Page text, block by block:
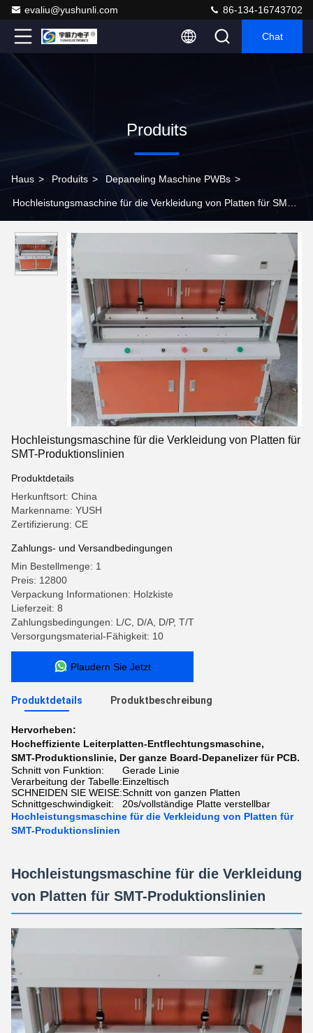
evaliu@yushunli.com 86-134-16743702
Chat
Produits
Haus > Produits > Depaneling Maschine PWBs >
Hochleistungsmaschine für die Verkleidung von Platten für SMT-
Hochleistungsmaschine für die Verkleidung von Platten für
SMT-Produktionslinien
Produktdetails
Herkunftsort: China
Markenname: YUSH
Zertifizierung: CE
Zahlungs- und Versandbedingungen
Min Bestellmenge: 1
Preis: 12800
Verpackung Informationen: Holzkiste
Lieferzeit: 8
Zahlungsbedingungen: L/C, D/A, D/P, T/T
Versorgungsmaterial-Fähigkeit: 10
Plaudern Sie Jetzt
Produktdetails Produktbeschreibung
Hervorheben:
Hocheffiziente Leiterplatten-Entflechtungsmaschine,
SMT-Produktionslinie, Der ganze Board-Depanelizer für PCB.
Schnitt von Funktion:
Gerade Linie
Verarbeitung der Tabelle:Einzeltisch
SCHNEIDEN SIE WEISE:Schnitt von ganzen Platten
Schnittgeschwindigkeit:
20s/vollständige Platte verstellbar
Hochleistungsmaschine für die Verkleidung von Platten für
SMT-Produktionslinien
Hochleistungsmaschine für die Verkleidung
von Platten für SMT-Produktionslinien